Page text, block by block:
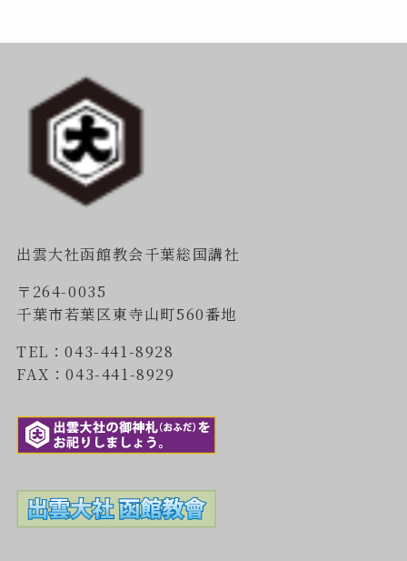
出雲大社函館教会千葉総国講社
〒264-0035
千葉市若葉区東寺山町560番地
TEL：043-441-8928
FAX：043-441-8929